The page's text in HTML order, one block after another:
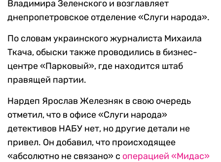
Владимира Зеленского и возглавляет
днепропетровское отделение «Слуги народа».
По словам украинского журналиста Михаила
Ткача, обыски также проводились в бизнес-
центре «Парковый», где находится штаб
правящей партии.
Нардеп Ярослав Железняк в свою очередь
отметил, что в офисе «Слуги народа»
детективов НАБУ нет, но другие детали не
привел. Он добавил, что происходящее
«абсолютно не связано» с операцией «Мидас»